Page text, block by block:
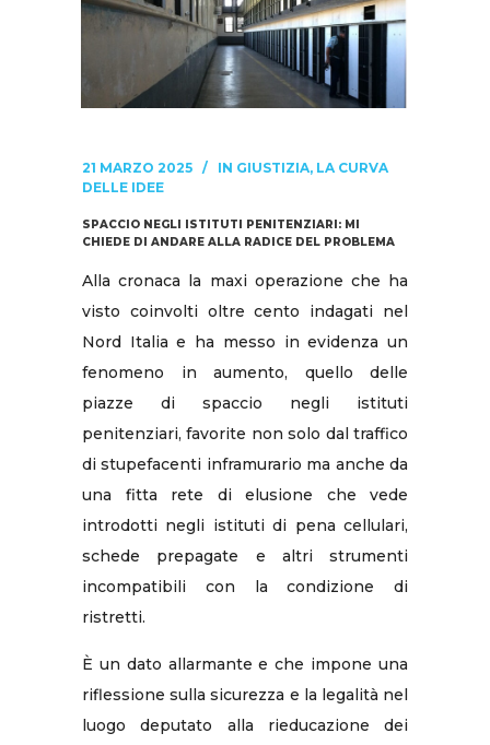
21 MARZO 2025 IN GIUSTIZIA, LA CURVA
DELLE IDEE
SPACCIO NEGLI ISTITUTI PENITENZIARI: MI
CHIEDE DI ANDARE ALLA RADICE DEL PROBLEMA
Alla cronaca la maxi operazione che ha
visto coinvolti oltre cento indagati nel
Nord Italia e ha messo in evidenza un
fenomeno in aumento, quello delle
piazze di spaccio negli istituti
penitenziari, favorite non solo dal traffico
di stupefacenti inframurario ma anche da
una fitta rete di elusione che vede
introdotti negli istituti di pena cellulari,
schede prepagate e altri strumenti
incompatibili con la condizione di
ristretti.
È un dato allarmante e che impone una
riflessione sulla sicurezza e la legalità nel
luogo deputato alla rieducazione dei